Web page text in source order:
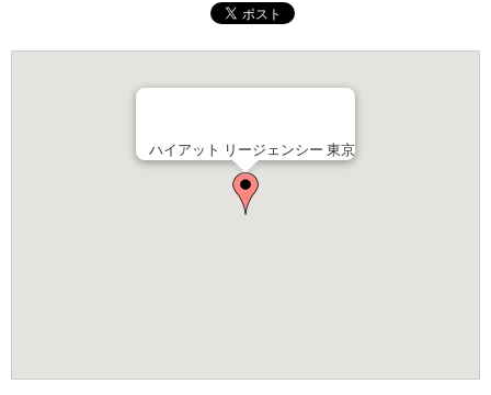
ハイアット リージェンシー 東京